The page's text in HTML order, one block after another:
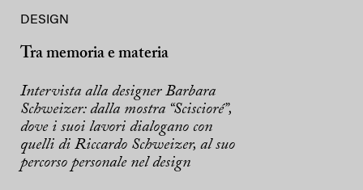
DESIGN
Tra memoria e materia
Intervista alla designer Barbara
Schweizer: dalla mostra “Sciscioré”,
dove i suoi lavori dialogano con
quelli di Riccardo Schweizer, al suo
percorso personale nel design